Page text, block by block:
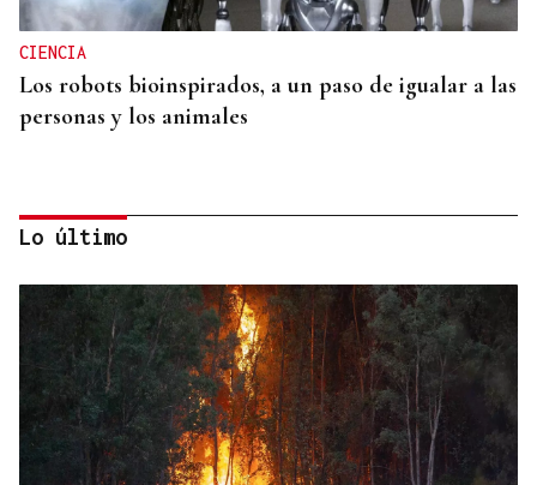
CIENCIA
Los robots bioinspirados, a un paso de igualar a las
personas y los animales
CONTAMINACIÓN
Lo último